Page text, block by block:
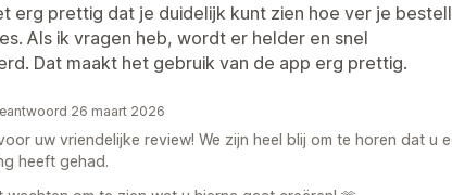
erg prettig dat je duidelijk kunt zien hoe ver je
Als ik vragen heb, wordt er helder en snel
Dat maakt het gebruik van de app erg prettig.
26 maart 2026
uw vriendelijke review! We zijn heel blij om te horen dat u
heeft gehad.